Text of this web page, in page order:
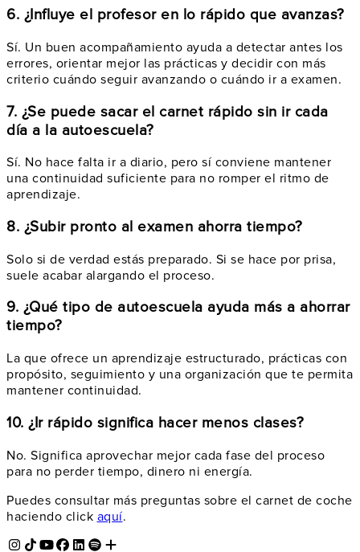
6. ¿Influye el profesor en lo rápido que avanzas?
Sí. Un buen acompañamiento ayuda a detectar antes los
errores, orientar mejor las prácticas y decidir con más
criterio cuándo seguir avanzando o cuándo ir a examen.
7. ¿Se puede sacar el carnet rápido sin ir cada
día a la autoescuela?
Sí. No hace falta ir a diario, pero sí conviene mantener
una continuidad suficiente para no romper el ritmo de
aprendizaje.
8. ¿Subir pronto al examen ahorra tiempo?
Solo si de verdad estás preparado. Si se hace por prisa,
suele acabar alargando el proceso.
9. ¿Qué tipo de autoescuela ayuda más a ahorrar
tiempo?
La que ofrece un aprendizaje estructurado, prácticas con
propósito, seguimiento y una organización que te permita
mantener continuidad.
10. ¿Ir rápido significa hacer menos clases?
No. Significa aprovechar mejor cada fase del proceso
para no perder tiempo, dinero ni energía.
Puedes consultar más preguntas sobre el carnet de coche
haciendo click aquí.